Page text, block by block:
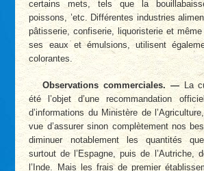
certains mets, tels que la
poissons, ’etc. Différentes industries
pâtisserie, confiserie, liquoristerie et
ses eaux et émulsions, utilisent
colorantes.
Observations commerciales. —La
été l’objet d’une recommandation
d’informations du Ministère de
vue d’assurer sinon complètement nos
diminuer notablement les quantités
surtout de l’Espagne, puis de l’Autriche,
l’Inde. Mais les frais de premier